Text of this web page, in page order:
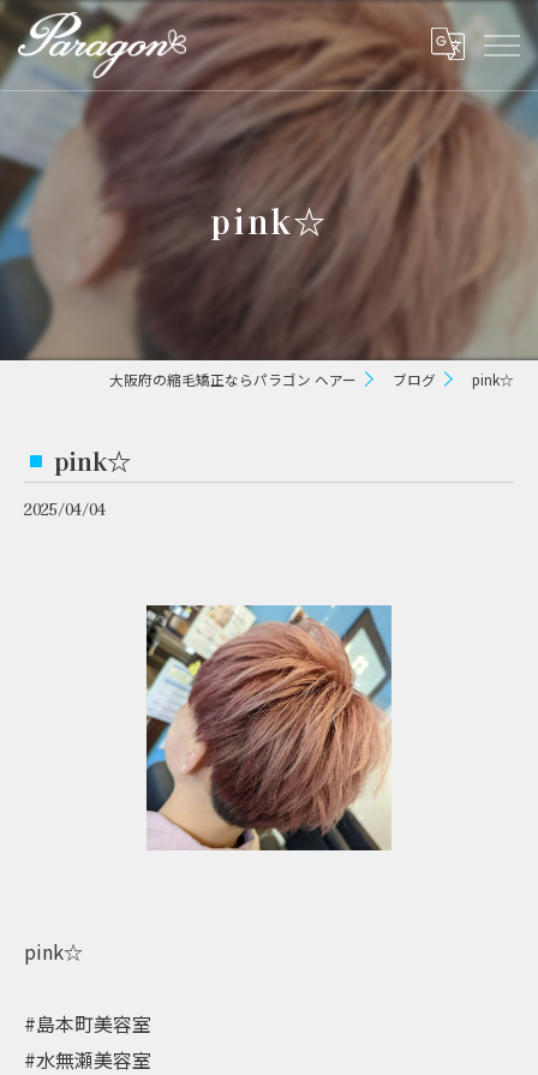
pink☆
大阪府の縮毛矯正ならパラゴン ヘアー ブログ pink☆
pink☆
2025/04/04
pink☆
#島本町美容室
#水無瀬美容室